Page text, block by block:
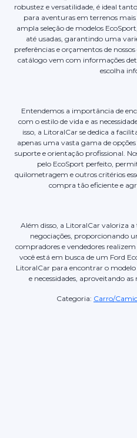
robustez e versatilidade, é ideal
para aventuras em terrenos
ampla seleção de modelos
até usadas, garantindo uma
preferências e orçamentos de
catálogo vem com informações
escolha
Entendemos a importância de
com o estilo de vida e as
isso, a LitoralCar se dedica a
apenas uma vasta gama de opções
suporte e orientação profissional.
pelo EcoSport perfeito,
quilometragem e outros critérios
compra tão eficiente e
Além disso, a LitoralCar valoriza
negociações, proporcionando
compradores e vendedores
você está em busca de um Ford
LitoralCar para encontrar o modelo
e necessidades, aproveitando
Categoria: Carro/